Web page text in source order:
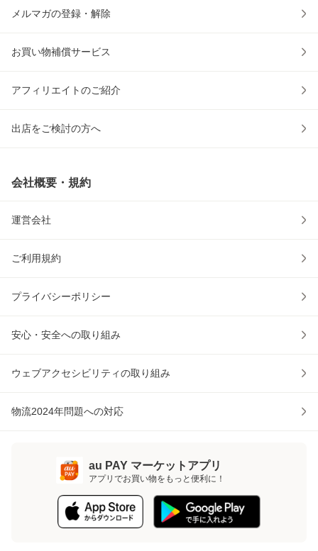
メルマガの登録・解除
お買い物補償サービス
アフィリエイトのご紹介
出店をご検討の方へ
会社概要・規約
運営会社
ご利用規約
プライバシーポリシー
安心・安全への取り組み
ウェブアクセシビリティの取り組み
物流2024年問題への対応
au PAY マーケットアプリ
アプリでお買い物をもっと便利に！